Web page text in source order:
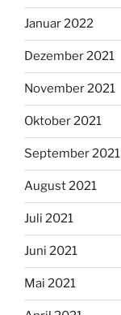
Januar 2022
Dezember 2021
November 2021
Oktober 2021
September 2021
August 2021
Juli 2021
Juni 2021
Mai 2021